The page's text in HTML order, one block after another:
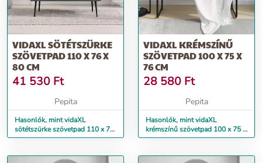
VIDAXL SÖTÉTSZÜRKE
SZÖVETPAD 110 X 76 X
80 CM
41 530 Ft
Pepita
Hasonlók, mint vidaXL
sötétszürke szövetpad 110 x 76
x 80 cm
VIDAXL KRÉMSZÍNŰ
SZÖVETPAD 100 X 75 X
76 CM
28 580 Ft
Pepita
Hasonlók, mint vidaXL
krémszínű szövetpad 100 x 75 x
76 cm